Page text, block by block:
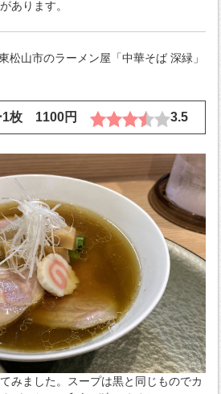
あります。
松山市のラーメン屋「中華そば 深緑」
1枚 1100円 3.5
みました。スープは黒と同じものでカ